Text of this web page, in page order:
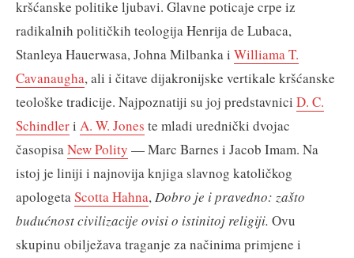
kršćanske politike ljubavi. Glavne poticaje crpe iz
radikalnih političkih teologija Henrija de Lubaca,
Stanleya Hauerwasa, Johna Milbanka i Williama T.
Cavanaugha, ali i čitave dijakronijske vertikale kršćanske
teološke tradicije. Najpoznatiji su joj predstavnici D. C.
Schindleri A. W. Jones te mladi urednički dvojac
časopisaNew Polity — Marc Barnes i Jacob Imam. Na
istoj je liniji i najnovija knjiga slavnog katoličkog
apologetaScotta Hahna,Dobro je i pravedno: zašto
budućnost civilizacije ovisi o istinitoj religiji. Ovu
skupinu obilježava traganje za načinima primjene i